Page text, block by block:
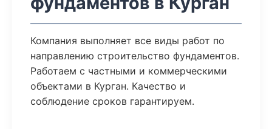
Компания выполняет все виды работ по
направлению строительство фундаментов.
Работаем с частными и коммерческими
объектами в Курган. Качество и
соблюдение сроков гарантируем.